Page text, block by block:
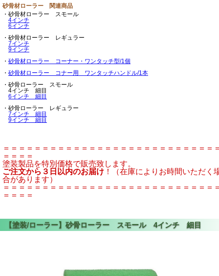
砂骨材ローラー 関連商品
・砂骨材ローラー スモール
4インチ
6インチ
・砂骨材ローラー レギュラー
7インチ
9インチ
・ 砂骨材ローラー コーナー・ワンタッチ型/1個
・ 砂骨材ローラー コナー用 ワンタッチハンドル/1本
・砂骨ローラー スモール
4インチ 細目
6インチ 細目
・砂骨ローラー レギュラー
7インチ 細目
9インチ 細目
＝＝＝＝＝＝＝＝＝＝＝＝＝＝＝＝＝＝＝＝＝＝＝＝＝＝＝
＝＝＝＝
塗装製品を特別価格で販売致します。
ご注文から３日以内のお届け ！（在庫によりお時間いただく
合があります）
＝＝＝＝＝＝＝＝＝＝＝＝＝＝＝＝＝＝＝＝＝＝＝＝＝＝＝
＝＝＝＝